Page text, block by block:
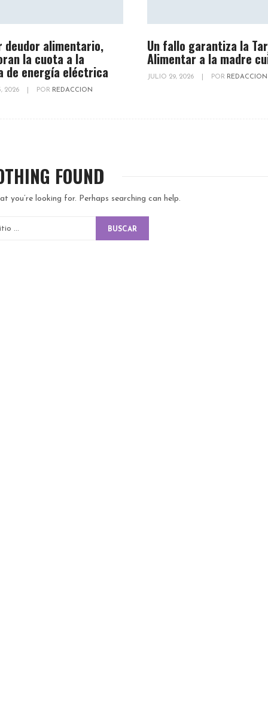
deudor alimentario,
la cuota a la
de energía eléctrica
2026 POR REDACCION
Un fallo garantiza la
Alimentar a la madre
JULIO 29, 2026 POR REDACCION
FOUND
you’re looking for. Perhaps searching can help.
BUSCAR